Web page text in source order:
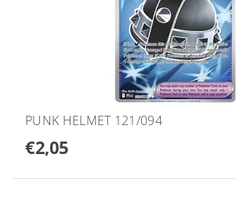
PUNK HELMET 121/094
€2,05